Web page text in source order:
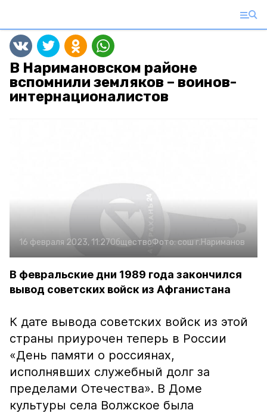
В Наримановском районе
вспомнили земляков – воинов-
интернационалистов
16 февраля 2023, 11:27ОбществоФото: сош г.Нариманов
В февральские дни 1989 года закончился
вывод советских войск из Афганистана
К дате вывода советских войск из этой
страны приурочен теперь в России
«День памяти о россиянах,
исполнявших служебный долг за
пределами Отечества». В Доме
культуры села Волжское была